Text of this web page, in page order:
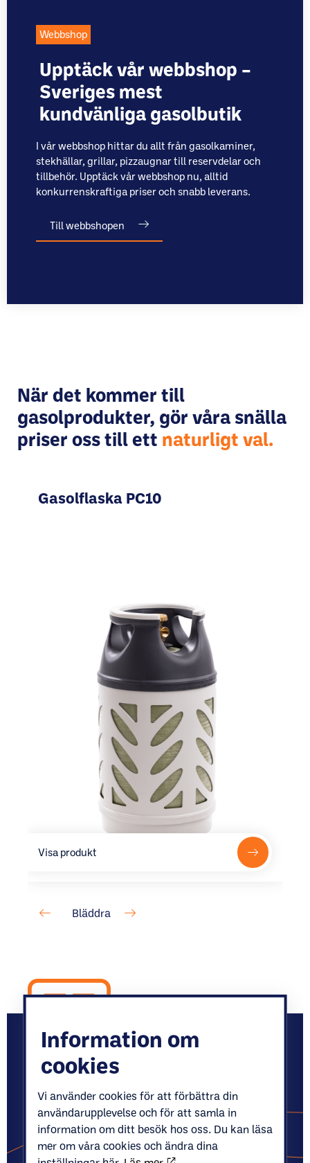
Webbshop
Upptäck vår webbshop –
Sveriges mest
kundvänliga gasolbutik
I vår webbshop hittar du allt från gasolkaminer,
stekhällar, grillar, pizzaugnar till reservdelar och
tillbehör. Upptäck vår webbshop nu, alltid
konkurrenskraftiga priser och snabb leverans.
Till webbshopen
När det kommer till
gasolprodukter, gör våra snälla
priser oss till ett naturligt val.
Gasolflaska PC10
Visa produkt
Snabbt och trevligt svar och snabb leverans
dessutom. De nya fyllda flaskorna var
omhändertagna och inlåsta av oss före kl 9.30. Det
Information om
cookies
Vi använder cookies för att förbättra din
användarupplevelse och för att samla in
information om ditt besök hos oss. Du kan läsa
mer om våra cookies och ändra dina